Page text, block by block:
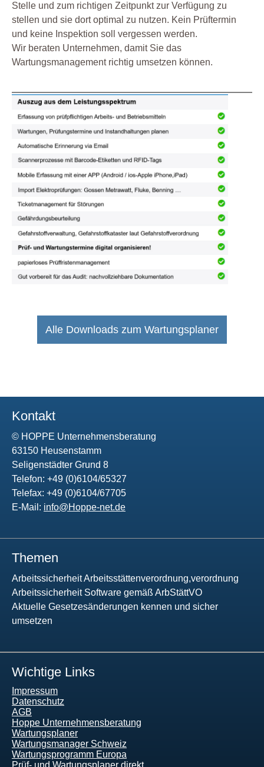
Stelle und zum richtigen Zeitpunkt zur Verfügung zu
stellen und sie dort optimal zu nutzen. Kein Prüftermin
und keine Inspektion soll vergessen werden.
Wir beraten Unternehmen, damit Sie das
Wartungsmanagement richtig umsetzen können.
Alle Downloads zum Wartungsplaner
Kontakt
© HOPPE Unternehmensberatung
63150 Heusenstamm
Seligenstädter Grund 8
Telefon: +49 (0)6104/65327
Telefax: +49 (0)6104/67705
E-Mail: info@Hoppe-net.de
Themen
Arbeitssicherheit Arbeitsstättenverordnung,verordnung
Arbeitssicherheit Software gemäß ArbStättVO
Aktuelle Gesetzesänderungen kennen und sicher
umsetzen
Wichtige Links
Impressum
Datenschutz
AGB
Hoppe Unternehmensberatung
Wartungsplaner
Wartungsmanager Schweiz
Wartungsprogramm Europa
Prüf- und Wartungsplaner direkt